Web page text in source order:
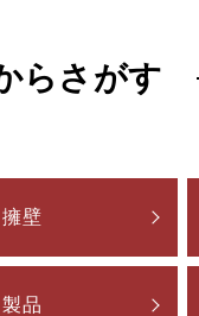
らさがす
壁
品